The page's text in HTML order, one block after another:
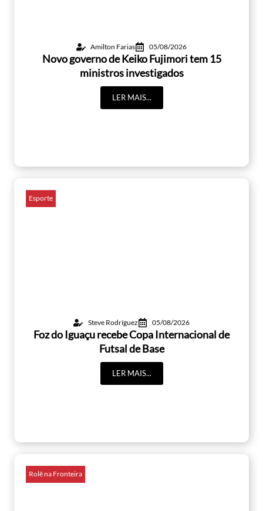
Amilton Farias 05/08/2026
Novo governo de Keiko Fujimori tem 15
ministros investigados
LER MAIS...
Esporte
Steve Rodríguez 05/08/2026
Foz do Iguaçu recebe Copa Internacional de
Futsal de Base
LER MAIS...
Rolê na Fronteira